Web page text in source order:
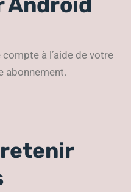
à l’aide de votre
abonnement.
retenir